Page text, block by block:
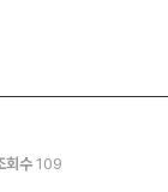
회수 109